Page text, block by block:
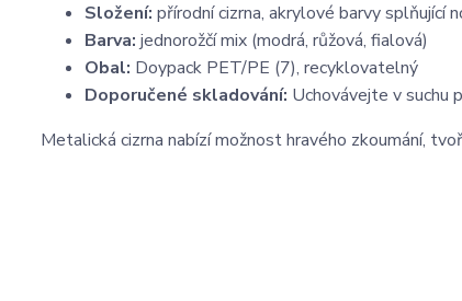
Složení: přírodní cizrna, akrylové barvy splňující
Barva: jednorožčí mix (modrá, růžová, fialová)
Obal: Doypack PET/PE (7), recyklovatelný
Doporučené skladování: Uchovávejte v
Metalická cizrna nabízí možnost hravého zkoumání,